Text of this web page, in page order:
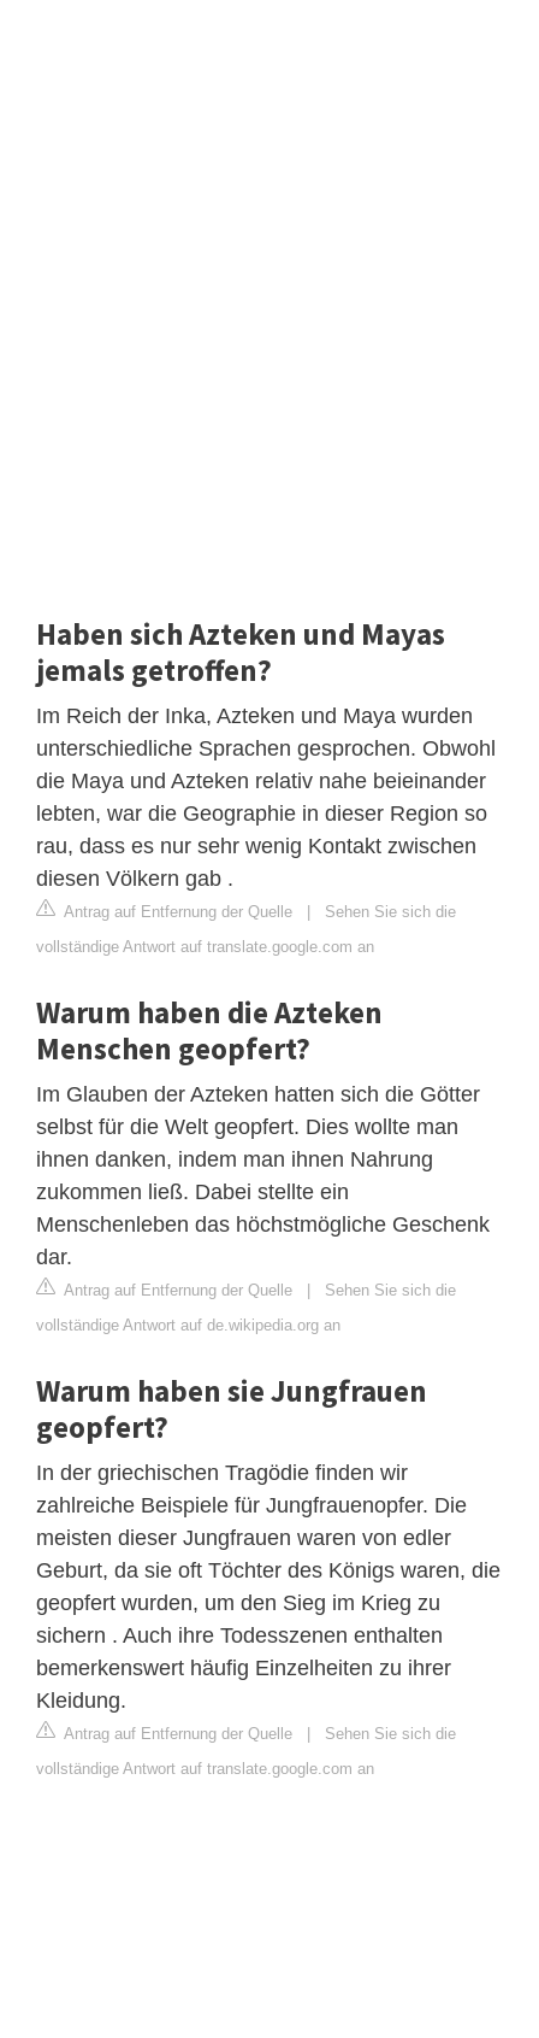
Haben sich Azteken und Mayas
jemals getroffen?
Im Reich der Inka, Azteken und Maya wurden
unterschiedliche Sprachen gesprochen. Obwohl
die Maya und Azteken relativ nahe beieinander
lebten, war die Geographie in dieser Region so
rau, dass es nur sehr wenig Kontakt zwischen
diesen Völkern gab .
Antrag auf Entfernung der Quelle | Sehen Sie sich die
vollständige Antwort auf translate.google.com an
Warum haben die Azteken
Menschen geopfert?
Im Glauben der Azteken hatten sich die Götter
selbst für die Welt geopfert. Dies wollte man
ihnen danken, indem man ihnen Nahrung
zukommen ließ. Dabei stellte ein
Menschenleben das höchstmögliche Geschenk
dar.
Antrag auf Entfernung der Quelle | Sehen Sie sich die
vollständige Antwort auf de.wikipedia.org an
Warum haben sie Jungfrauen
geopfert?
In der griechischen Tragödie finden wir
zahlreiche Beispiele für Jungfrauenopfer. Die
meisten dieser Jungfrauen waren von edler
Geburt, da sie oft Töchter des Königs waren, die
geopfert wurden, um den Sieg im Krieg zu
sichern . Auch ihre Todesszenen enthalten
bemerkenswert häufig Einzelheiten zu ihrer
Kleidung.
Antrag auf Entfernung der Quelle | Sehen Sie sich die
vollständige Antwort auf translate.google.com an